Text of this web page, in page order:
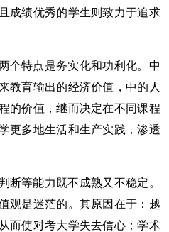
成绩优秀的学生则致力于追求
个特点是务实化和功利化。中
教育输出的经济价值，中的人
的价值，继而决定在不同课程
更多地生活和生产实践，渗透
断等能力既不成熟又不稳定。
观是迷茫的。其原因在于：越
而使对考大学失去信心；学术